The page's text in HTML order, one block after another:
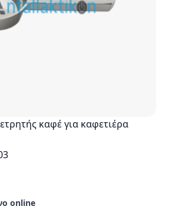
καφέ για καφετιέρα
online